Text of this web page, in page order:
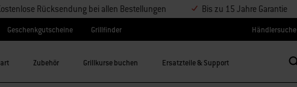
Rücksendung bei allen Bestellungen Bis zu 15 Jahre Garantie
Geschenkgutscheine Grillfinder Händlersuche
Zubehör Grillkurse buchen Ersatzteile & Support